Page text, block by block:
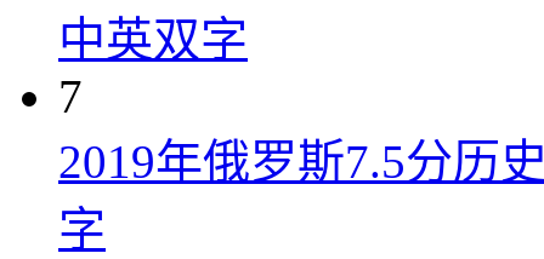
中英双字
7
2019年俄罗斯7.5分历
字